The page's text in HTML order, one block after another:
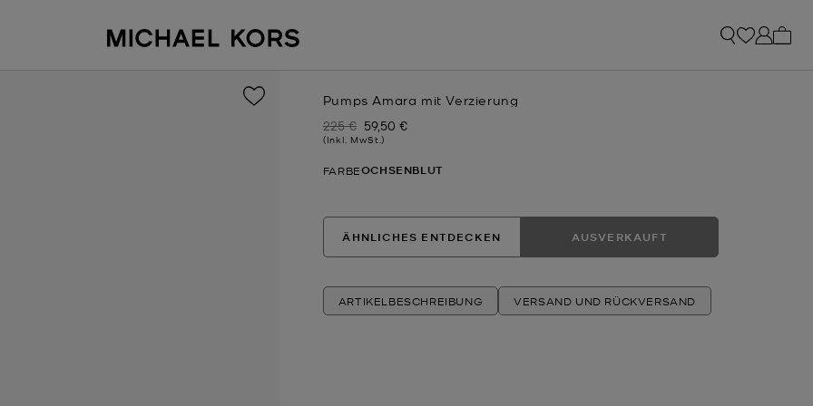
Pumps Amara mit Verzierung
Zuvor
225 € Jetzt
59,50 €
(Inkl. MwSt.)
FARBEOCHSENBLUT
ÄHNLICHES ENTDECKEN AUSVERKAUFT
ARTIKELBESCHREIBUNG VERSAND UND RÜCKVERSAND